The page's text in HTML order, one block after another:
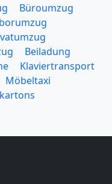
Büroumzug
Beiladung
Klaviertransport
Möbeltaxi